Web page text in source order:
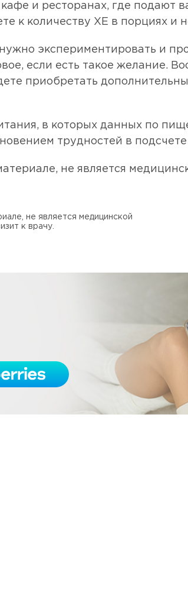
и ресторанах, где
к количеству ХЕ в порциях и
экспериментировать и
если есть такое желание.
приобретать
в которых данных по
трудностей в
не является
не является медицинской
к врачу.